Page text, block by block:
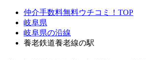
仲介手数料無料ウチコミ！TOP
岐阜県
岐阜県の沿線
養老鉄道養老線の駅